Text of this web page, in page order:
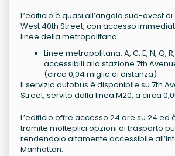
L’edificio è quasi all’angolo sud-ovest di
West 40th Street, con accesso
linee della metropolitana:
Linee metropolitana: A, C, E, N, Q, R,
accessibili alla stazione 7th
(circa 0,04 miglia di distanza)
Il servizio autobus è disponibile su 7th
Street, servito dalla linea M20, a circa
L’edificio offre accesso 24 ore su 24 ed
tramite molteplici opzioni di trasporto
rendendolo altamente accessibile
Manhattan.